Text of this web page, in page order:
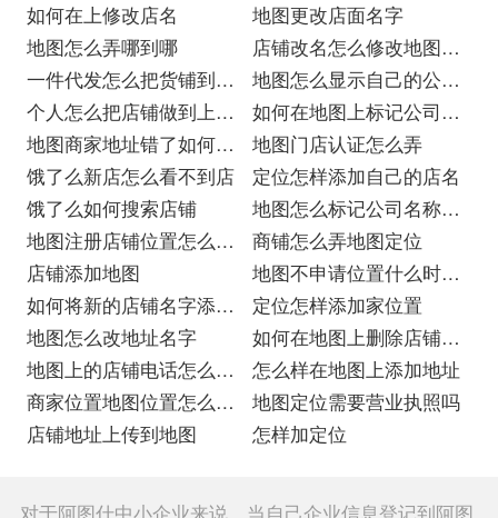
如何在上修改店名
地图怎么弄哪到哪
一件代发怎么把货铺到自
己的店铺
个人怎么把店铺做到上去
呢
地图商家地址错了如何修
改
饿了么新店怎么看不到店
饿了么如何搜索店铺
地图注册店铺位置怎么取
消
店铺添加地图
如何将新的店铺名字添加
到地图上
地图怎么改地址名字
地图上的店铺电话怎么修
改
商家位置地图位置怎么上
传
店铺地址上传到地图
地图更改店面名字
店铺改名怎么修改地图的
名字
地图怎么显示自己的公司
名称
如何在地图上标记公司位
置
地图门店认证怎么弄
定位怎样添加自己的店名
地图怎么标记公司名称和
地点
商铺怎么弄地图定位
地图不申请位置什么时候
标注
定位怎样添加家位置
如何在地图上删除店铺位
置
怎么样在地图上添加地址
地图定位需要营业执照吗
怎样加定位
对于阿图什中小企业来说，当自己企业信息登记到阿图